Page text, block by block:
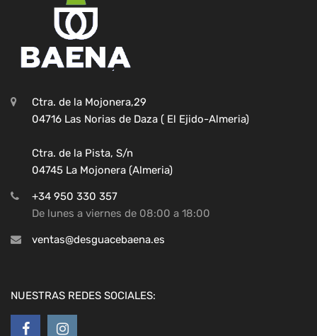
Ctra. de la Mojonera,29
04716 Las Norias de Daza ( El Ejido-Almeria)
Ctra. de la Pista, S/n
04745 La Mojonera (Almeria)
+34 950 330 357
De lunes a viernes de 08:00 a 18:00
ventas@desguacebaena.es
NUESTRAS REDES SOCIALES: